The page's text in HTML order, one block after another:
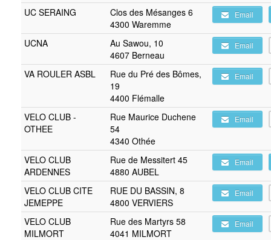
UC SERAING
Clos des Mésanges 6
4300 Waremme
Email
UCNA
Au Sawou, 10
4607 Berneau
Email
VA ROULER ASBL
Rue du Pré des Bômes,
19
4400 Flémalle
Email
VELO CLUB -
OTHEE
Rue Maurice Duchene
54
4340 Othée
Email
VELO CLUB
ARDENNES
Rue de Messitert 45
4880 AUBEL
Email
VELO CLUB CITE
JEMEPPE
RUE DU BASSIN, 8
4800 VERVIERS
Email
VELO CLUB
MILMORT
Rue des Martyrs 58
4041 MILMORT
Email